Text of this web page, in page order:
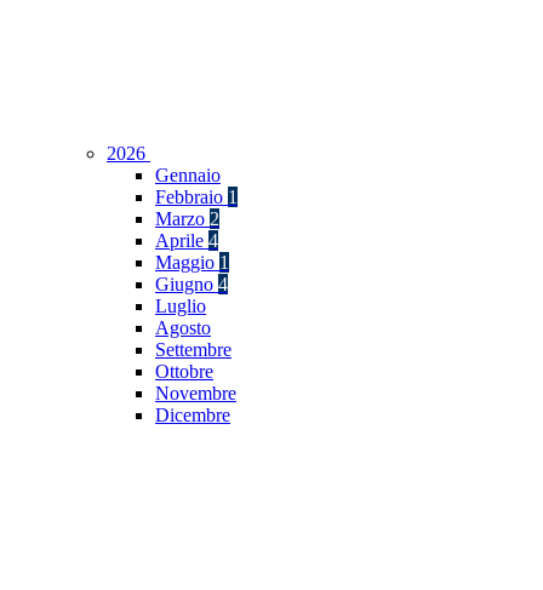
2026
Gennaio
Febbraio 1
Marzo 2
Aprile 4
Maggio 1
Giugno 4
Luglio
Agosto
Settembre
Ottobre
Novembre
Dicembre